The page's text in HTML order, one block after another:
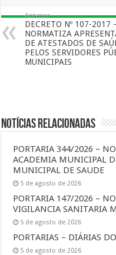
Anterior
DECRETO Nº 107-2017
NORMATIZA
DE ATESTADOS DE
PELOS SERVIDORES
MUNICIPAIS
Notícias Relacionadas
PORTARIA 344/2026 –
ACADEMIA MUNICIPAL
MUNICIPAL DE SAUDE
5 de agosto de 2026
PORTARIA 147/2026 –
VIGILANCIA SANITARIA
5 de agosto de 2026
PORTARIAS – DIÁRIAS
5 de agosto de 2026